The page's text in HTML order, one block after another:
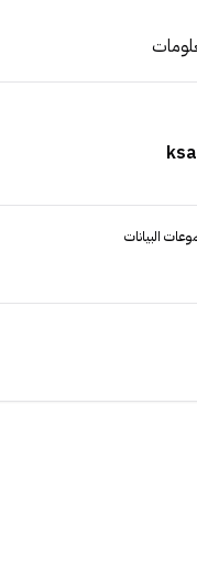
البيانات